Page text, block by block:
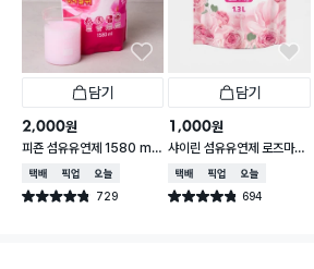
담기
2,000원
피죤 섬유유연제 1580 ml
핑크로즈 향
택배배송매장픽업오늘배송
별점 4.8점 729
건 작성
담기
1,000원
샤이린 섬유유연제 로즈마리
향 1.3L
택배배송매장픽업오늘배송
별점 4.8점 694
건 작성